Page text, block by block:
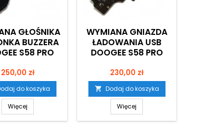
GŁOŚNIKA
BUZZERA
S58 PRO
Cena
250,00 zł
do koszyka
Więcej
WYMIANA GNIAZDA
ŁADOWANIA USB
DOOGEE S58 PRO
Cena
230,00 zł
 Dodaj do koszyka
Więcej